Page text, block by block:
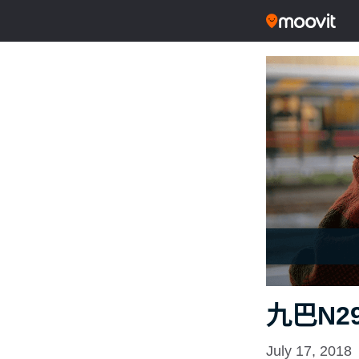
九巴
July 17, 2018